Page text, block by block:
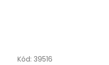
Kód: 39516